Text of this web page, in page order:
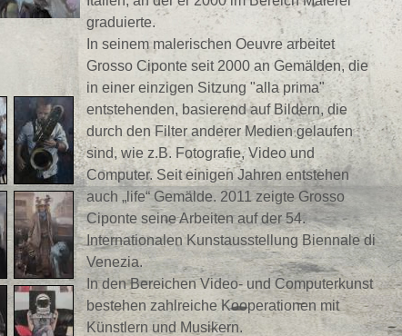
graduierte.
In seinem malerischen Oeuvre arbeitet
Grosso Ciponte seit 2000 an Gemälden, die
in einer einzigen Sitzung "alla prima"
entstehenden, basierend auf Bildern, die
durch den Filter anderer Medien gelaufen
sind, wie z.B. Fotografie, Video und
Computer. Seit einigen Jahren entstehen
auch „life“ Gemälde. 2011 zeigte Grosso
Ciponte seine Arbeiten auf der 54.
Internationalen Kunstausstellung Biennale di
Venezia.
In den Bereichen Video- und Computerkunst
bestehen zahlreiche Kooperationen mit
Künstlern und Musikern.